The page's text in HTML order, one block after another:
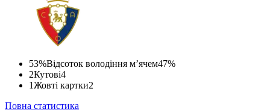
53%Відсоток володіння м’ячем47%
2Кутові4
1Жовті картки2
Повна статистика